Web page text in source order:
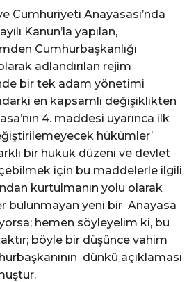
Cumhuriyeti Anayasası’nda
Kanun’la yapılan,
Cumhurbaşkanlığı
adlandırılan rejim
bir tek adam yönetimi
en kapsamlı değişiklikten
4. maddesi uyarınca ilk
hükümler’
bir hukuk düzeni ve devlet
için bu maddelerle ilgili
kurtulmanın yolu olarak
bulunmayan yeni bir Anayasa
hemen söyleyelim ki, bu
böyle bir düşünce vahim
dünkü açıklaması